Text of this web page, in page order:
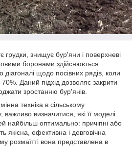
грудки, знищує бур'яни і поверхневі
боронами здійснюється
щодо посівних рядів, коли
Даний підхід дозволяє закрити
зростанню бур'янів.
техніка в сільському
важливо визначитися, які її моделі
найбільш оптимально: причіпні або
якісна, ефективна і довговічна
розмаїтті вона представлена в